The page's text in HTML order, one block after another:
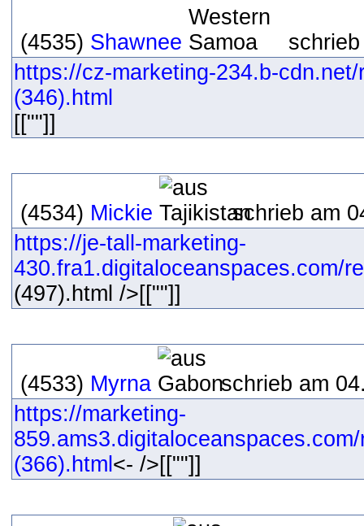
(4535) Shawnee
https://cz-marketing-234.b-
(346).html
[[""]]
(4534) Mickie
schrieb am
https://je-tall-marketing-
430.fra1.digitaloceanspaces.com/
(497).html />[[""]]
(4533) Myrna
schrieb am
https://marketing-
(366).html <- />[[""]]